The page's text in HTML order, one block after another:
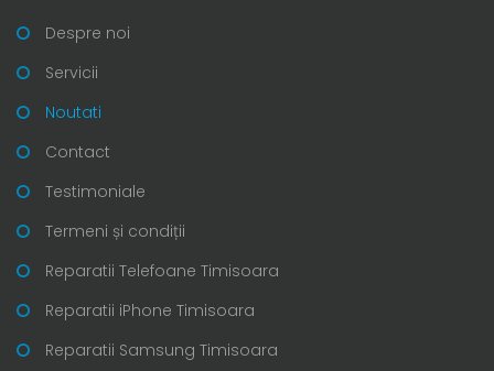
Despre noi
Servicii
Noutati
Contact
Testimoniale
Termeni și condiții
Reparatii Telefoane Timisoara
Reparatii iPhone Timisoara
Reparatii Samsung Timisoara